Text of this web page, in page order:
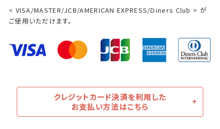
< VISA/MASTER/JCB/AMERICAN EXPRESS/Diners Club > が
ご使用いただけます。
クレジットカード決済を利用した
お支払い方法はこちら